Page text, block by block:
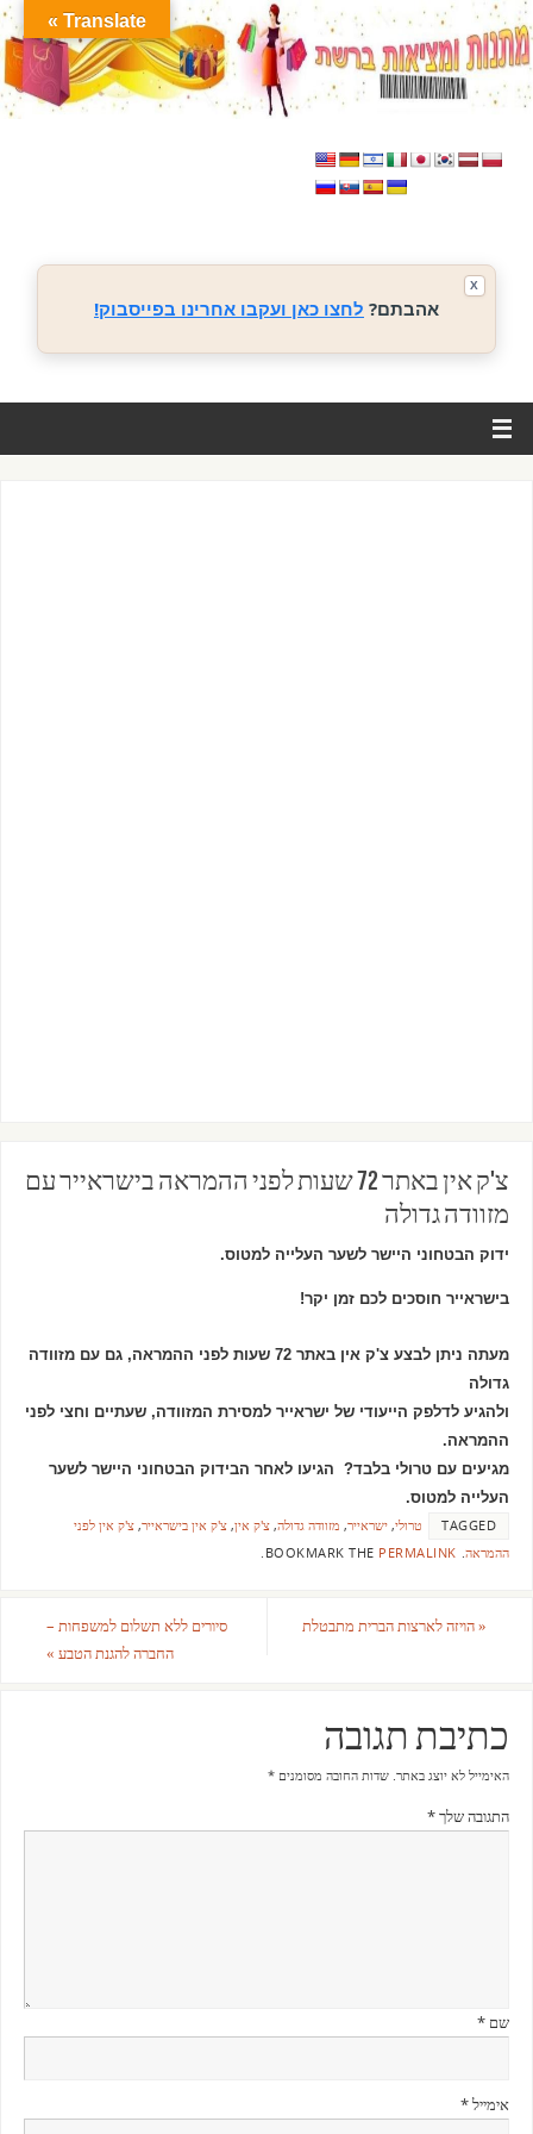
אהבתם? לחצו כאן ועקבו אחרינו בפייסבוק!
X
צ'ק אין באתר 72 שעות לפני ההמראה בישראייר עם
מזוודה גדולה
ידוק הבטחוני היישר לשער העלייה למטוס.
בישראייר חוסכים לכם זמן יקר!
מעתה ניתן לבצע צ'ק אין באתר 72 שעות לפני ההמראה, גם עם מזוודה
גדולה
ולהגיע לדלפק הייעודי של ישראייר למסירת המזוודה, שעתיים וחצי לפני
ההמראה.
מגיעים עם טרולי בלבד? הגיעו לאחר הבידוק הבטחוני היישר לשער
העלייה למטוס.
TAGGED
טרולי, ישראייר, מזוודה גדולה, צ'ק אין, צ'ק אין בישראייר, צ'ק אין לפני
ההמראה.
PERMALINK
.
«הויזה לארצות הברית מתבטלת
סיורים ללא תשלום למשפחות –
החברה להגנת הטבע »
כתיבת תגובה
האימייל לא יוצג באתר. שדות החובה מסומנים *
התגובה שלך*
שם *
אימייל*
Translate »